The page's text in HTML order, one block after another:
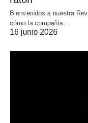
Bienvenidos a nuestra
cómo la compañía…
16 junio 2026